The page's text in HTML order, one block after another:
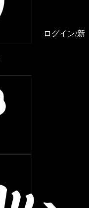
ログイン/新